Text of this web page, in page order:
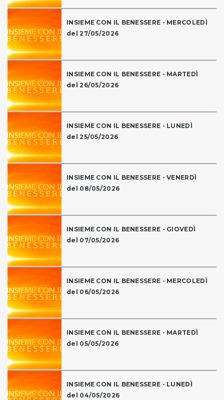
INSIEME CON IL BENESSERE - MERCOLEDÌ
del 27/05/2026
INSIEME CON IL BENESSERE - MARTEDÌ
del 26/05/2026
INSIEME CON IL BENESSERE - LUNEDÌ
del 25/05/2026
INSIEME CON IL BENESSERE - VENERDÌ
del 08/05/2026
INSIEME CON IL BENESSERE - GIOVEDÌ
del 07/05/2026
INSIEME CON IL BENESSERE - MERCOLEDÌ
del 06/05/2026
INSIEME CON IL BENESSERE - MARTEDÌ
del 05/05/2026
INSIEME CON IL BENESSERE - LUNEDÌ
del 04/05/2026